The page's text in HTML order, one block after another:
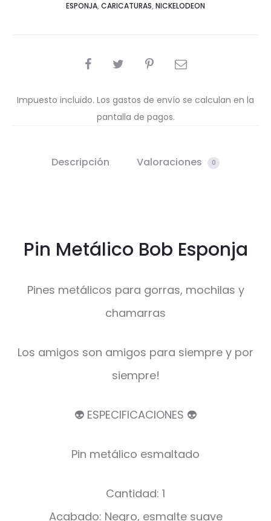
ESPONJA, CARICATURAS, NICKELODEON
COMPARTIR
Impuesto incluido. Los gastos de envío se calculan en la
pantalla de pagos.
Descripción Valoraciones 0
Pin Metálico Bob Esponja
Pines metálicos para gorras, mochilas y
chamarras
Los amigos son amigos para siempre y por
siempre!
👽 ESPECIFICACIONES 👽
Pin metálico esmaltado
Cantidad: 1
Acabado: Negro, esmalte suave